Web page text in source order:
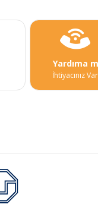
Yardıma
İhtiyacınız